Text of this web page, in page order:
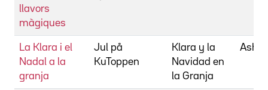
llavors
màgiques
La Klara i el
Nadal a la
granja
Jul på
KuToppen
Klara y la
Navidad en
la Granja